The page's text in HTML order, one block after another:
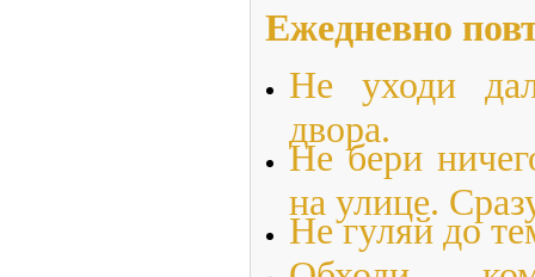
Ежедневно
Не уходи
двора.
Не бери
на улице.
Не гуляй до